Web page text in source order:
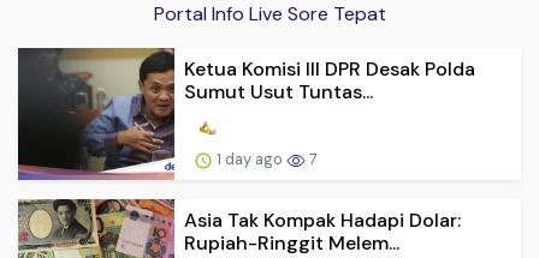
Portal Info Live Sore Tepat
Ketua Komisi III DPR Desak Polda
Sumut Usut Tuntas...
1 day ago 7
Asia Tak Kompak Hadapi Dolar:
Rupiah-Ringgit Melem...